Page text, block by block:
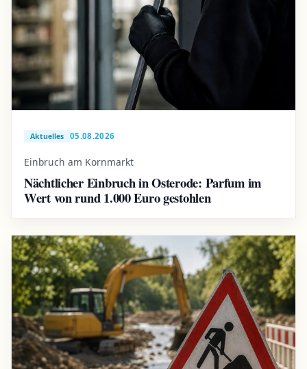
Aktuelles 05.08.2026
Einbruch am Kornmarkt
Nächtlicher Einbruch in Osterode: Parfum im
Wert von rund 1.000 Euro gestohlen